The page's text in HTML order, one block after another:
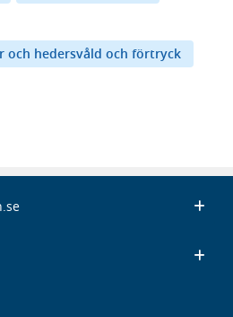
och hedersvåld och förtryck